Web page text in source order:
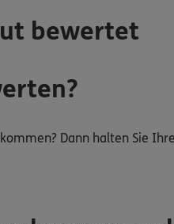
bewertet
Dann halten Sie